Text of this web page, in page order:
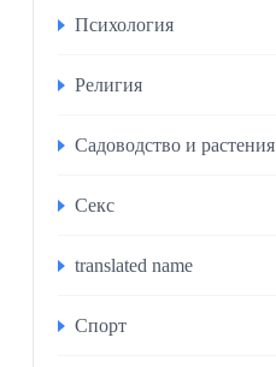
Психология
Религия
Садоводство и растения
Секс
translated name
Спорт